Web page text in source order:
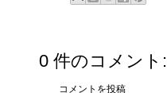
0 件のコメント:
コメントを投稿